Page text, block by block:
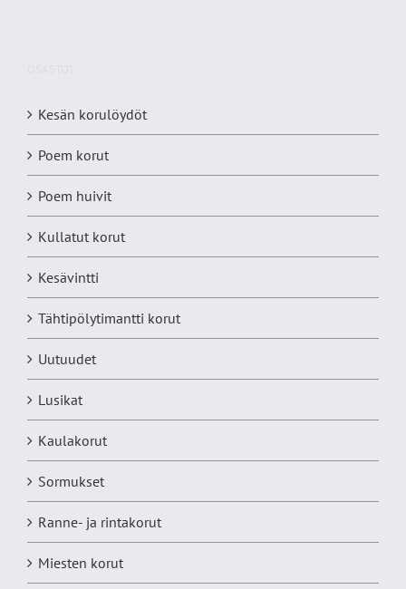
Kesän korulöydöt
Poem korut
Poem huivit
Kullatut korut
Kesävintti
Tähtipölytimantti korut
Uutuudet
Lusikat
Kaulakorut
Sormukset
Ranne- ja rintakorut
Miesten korut